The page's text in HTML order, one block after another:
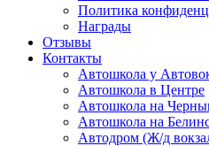
Политика
Награды
Отзывы
Контакты
Автошкола у
Автошкола в Центре
Автошкола на
Автошкола на
Автодром (Ж/д